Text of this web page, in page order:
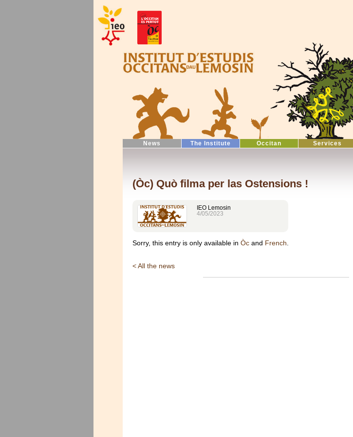
News The Institute Occitan Services
(Òc) Quò filma per las Ostensions !
IEO Lemosin
4/05/2023
Sorry, this entry is only available in Òc and French.
< All the news